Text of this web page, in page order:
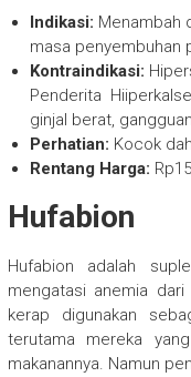
Indikasi: Menambah
masa penyembuhan
Kontraindikasi:
Penderita
ginjal berat,
Perhatian: Kocok
Rentang Harga:
Hufabion
Hufabion adalah
mengatasi anemia
kerap digunakan
terutama mereka
makanannya. Namun